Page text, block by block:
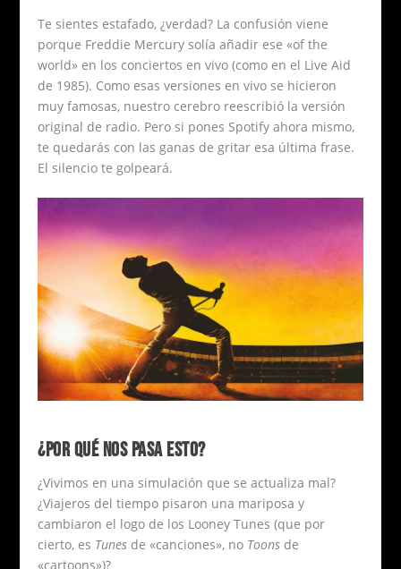
Te sientes estafado, ¿verdad? La confusión viene
porque Freddie Mercury solía añadir ese «of the
world» en los conciertos en vivo (como en el Live Aid
de 1985). Como esas versiones en vivo se hicieron
muy famosas, nuestro cerebro reescribió la versión
original de radio. Pero si pones Spotify ahora mismo,
te quedarás con las ganas de gritar esa última frase.
El silencio te golpeará.
¿POR QUÉ NOS PASA ESTO?
¿Vivimos en una simulación que se actualiza mal?
¿Viajeros del tiempo pisaron una mariposa y
cambiaron el logo de los Looney Tunes (que por
cierto, es Tunes de «canciones», no Toons de
«cartoons»)?